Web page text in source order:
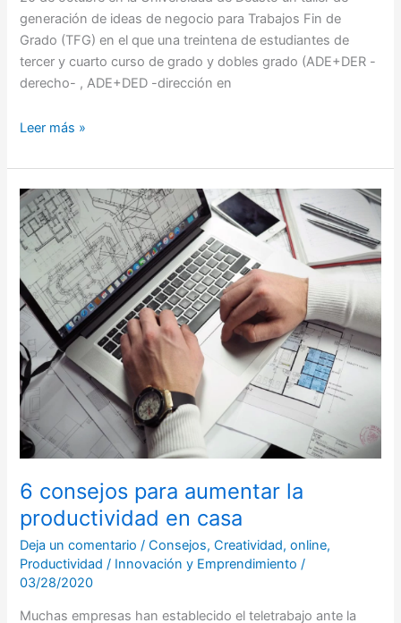
generación de ideas de negocio para Trabajos Fin de
Grado (TFG) en el que una treintena de estudiantes de
tercer y cuarto curso de grado y dobles grado (ADE+DER -
derecho- , ADE+DED -dirección en
Leer más »
6 consejos para aumentar la
productividad en casa
Deja un comentario /Consejos,Creatividad,online,
Productividad / Innovación y Emprendimiento /
03/28/2020
Muchas empresas han establecido el teletrabajo ante la
6
consejos
para
aumentar
la
productividad
en
casa